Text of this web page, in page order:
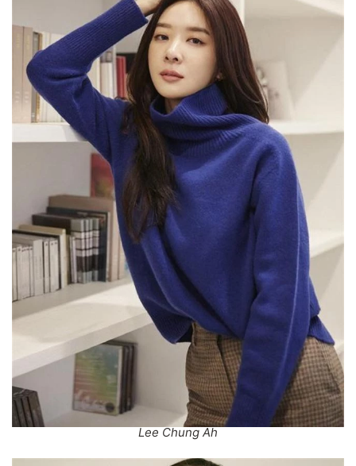
Lee Chung Ah